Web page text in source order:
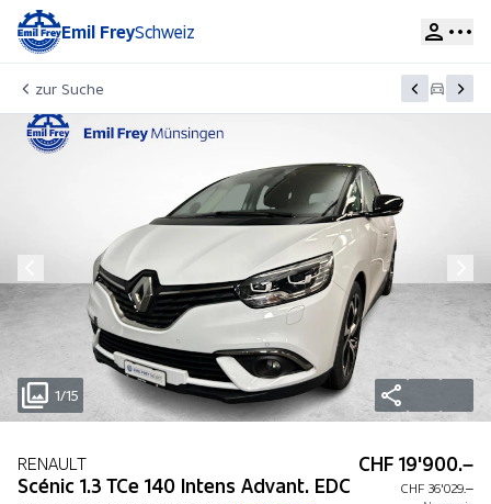
Emil FreySchweiz
zur Suche
1/15
RENAULT
Scénic 1.3 TCe 140 Intens Advant. EDC
CHF 19'900.–
CHF 36'029.–